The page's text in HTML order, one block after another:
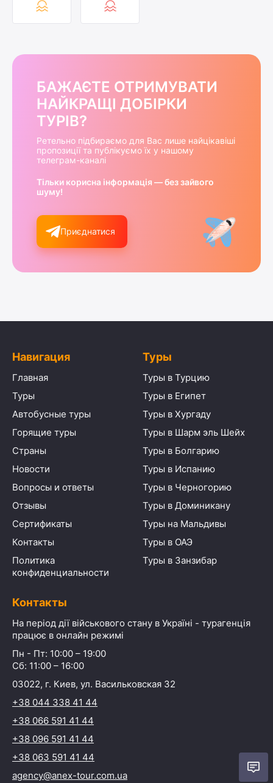
БАЖАЄТЕ ОТРИМУВАТИ
НАЙКРАЩІ ДОБІРКИ
ТУРІВ?
Ретельно підбираємо для Вас лише найцікавіші
пропозиції та публікуємо їх у нашому
телеграм-каналі
Тільки корисна інформація — без зайвого
шуму!
Приєднатися
Навигация
Главная
Туры
Автобусные туры
Горящие туры
Страны
Новости
Вопросы и ответы
Отзывы
Сертификаты
Контакты
Политика
конфиденциальности
Туры
Туры в Турцию
Туры в Египет
Туры в Хургаду
Туры в Шарм эль Шейх
Туры в Болгарию
Туры в Испанию
Туры в Черногорию
Туры в Доминикану
Туры на Мальдивы
Туры в ОАЭ
Туры в Занзибар
Контакты
На період дії військового стану в Україні - турагенція
працює в онлайн режимі
Пн - Пт: 10:00 – 19:00
Сб: 11:00 – 16:00
03022, г. Киев, ул. Васильковская 32
+38 044 338 41 44
+38 066 591 41 44
+38 096 591 41 44
+38 063 591 41 44
agency@anex-tour.com.ua